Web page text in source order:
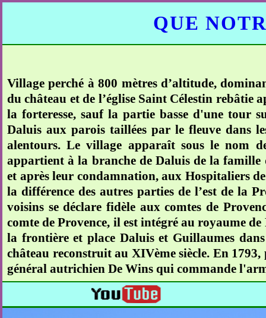
QUE
Village perché à 800 mètres d’altitude,
du château et de l’église Saint Célestin rebâtie
la forteresse, sauf la partie basse d'une tour
Daluis aux parois taillées par le fleuve dans
alentours. Le village apparaît sous le nom
appartient à la branche de Daluis de la famille
et après leur condamnation, aux Hospitaliers
la différence des autres parties de l’est de la
voisins se déclare fidèle aux comtes de
comte de Provence, il est intégré au royaume
la frontière et place Daluis et Guillaumes
château reconstruit au XIVème siècle. En
général autrichien De Wins qui commande